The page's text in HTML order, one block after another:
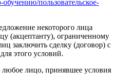
обучению/пользовательское-
некоторого лица
(акцептанту), ограниченному
заключить сделку (договор) с
этого условий.
любое лицо, принявшее условия